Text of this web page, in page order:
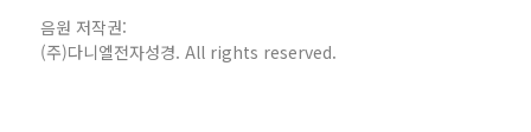
음원 저작권:
(주)다니엘전자성경. All rights reserved.